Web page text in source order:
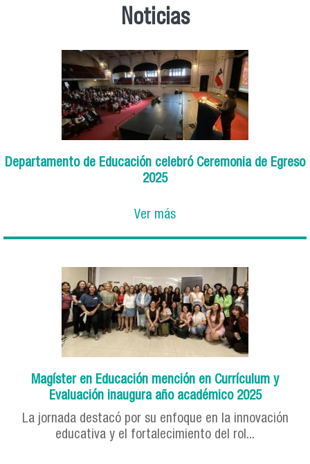
Noticias
Departamento de Educación celebró Ceremonia de Egreso
2025
Ver más
Magíster en Educación mención en Currículum y
Evaluación inaugura año académico 2025
La jornada destacó por su enfoque en la innovación
educativa y el fortalecimiento del rol...